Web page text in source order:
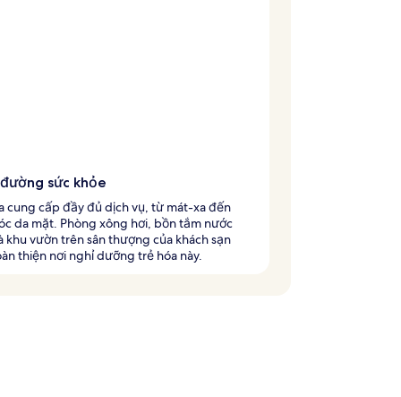
sức khỏe
cung cấp đầy đủ dịch vụ, từ mát-xa đến
da mặt. Phòng xông hơi, bồn tắm nước
khu vườn trên sân thượng của khách sạn
thiện nơi nghỉ dưỡng trẻ hóa này.